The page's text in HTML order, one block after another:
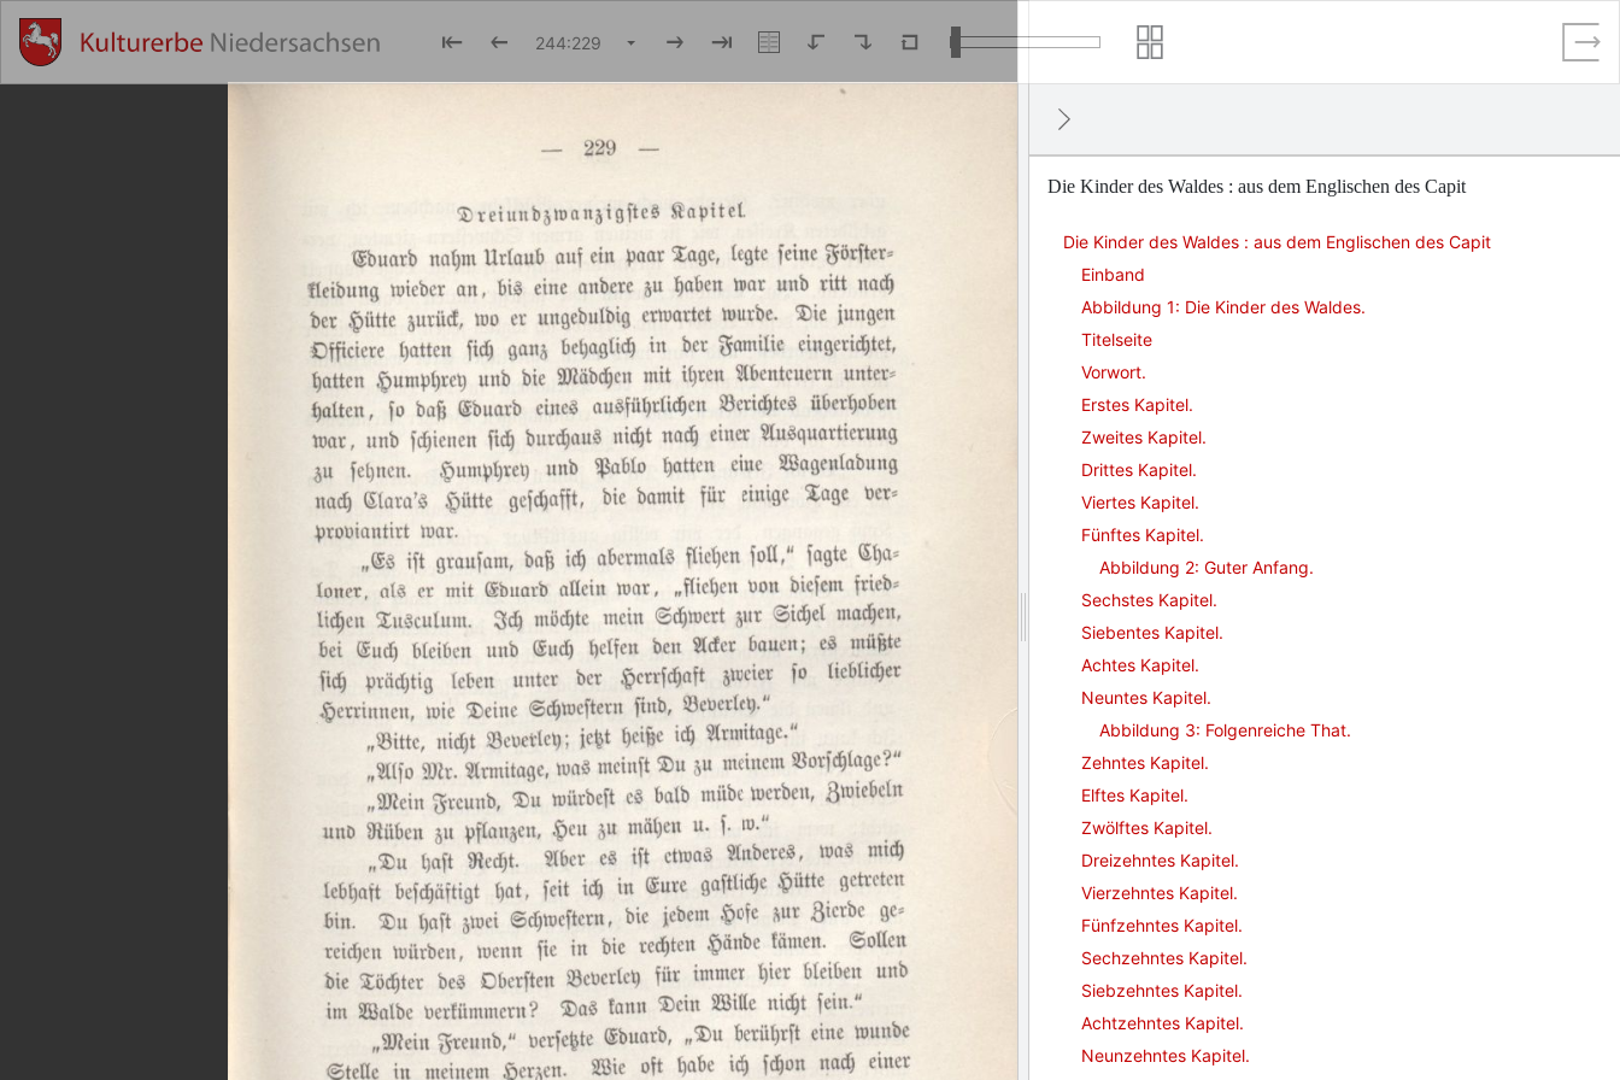
Die Kinder des Waldes : aus dem Englischen des Capit
Die Kinder des Waldes : aus dem Englischen des Capit
Einband
Abbildung 1: Die Kinder des Waldes.
Titelseite
Vorwort.
Erstes Kapitel.
Zweites Kapitel.
Drittes Kapitel.
Viertes Kapitel.
Fünftes Kapitel.
Abbildung 2: Guter Anfang.
Sechstes Kapitel.
Siebentes Kapitel.
Achtes Kapitel.
Neuntes Kapitel.
Abbildung 3: Folgenreiche That.
Zehntes Kapitel.
Elftes Kapitel.
Zwölftes Kapitel.
Dreizehntes Kapitel.
Vierzehntes Kapitel.
Fünfzehntes Kapitel.
Sechzehntes Kapitel.
Siebzehntes Kapitel.
Achtzehntes Kapitel.
Neunzehntes Kapitel.